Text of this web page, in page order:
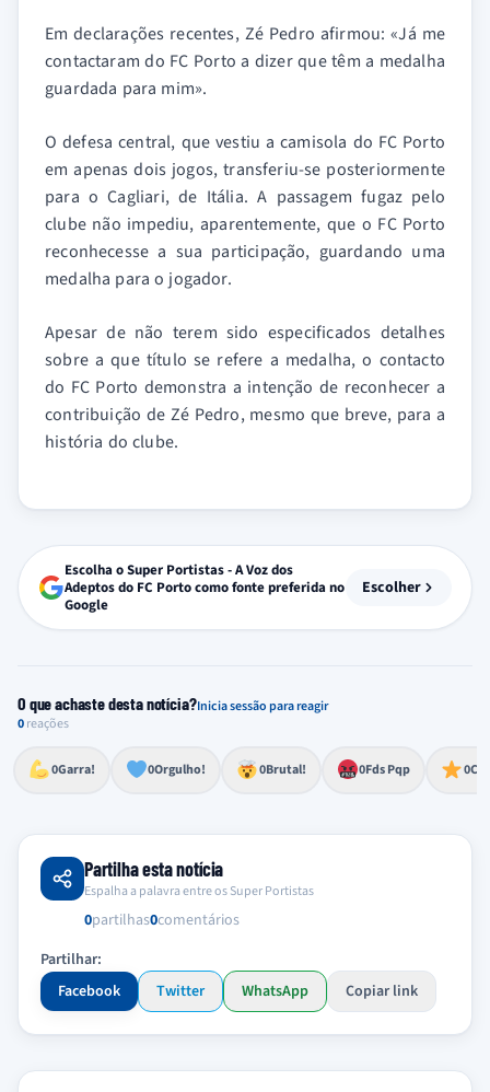
Em declarações recentes, Zé Pedro afirmou: «Já me
contactaram do FC Porto a dizer que têm a medalha
guardada para mim».
O defesa central, que vestiu a camisola do FC Porto
em apenas dois jogos, transferiu-se posteriormente
para o Cagliari, de Itália. A passagem fugaz pelo
clube não impediu, aparentemente, que o FC Porto
reconhecesse a sua participação, guardando uma
medalha para o jogador.
Apesar de não terem sido especificados detalhes
sobre a que título se refere a medalha, o contacto
do FC Porto demonstra a intenção de reconhecer a
contribuição de Zé Pedro, mesmo que breve, para a
história do clube.
Escolha o Super Portistas - A Voz dos
Adeptos do FC Porto como fonte preferida no
Google
Escolher
O que achaste desta notícia?Inicia sessão para reagir
0reações
0Garra!
Esforço, determinação, aprovação forte
0Orgulho!
Lealdade, amor clubístico, sentimento profundo
0Brutal!
Impressionante, chocante, de grande impacto 0Fds Pqp
Reação de desespero, raiva, frustração ou espanto extremo 0
Excelência, destaque, o melhor
Partilha esta notícia
Espalha a palavra entre os Super Portistas
0partilhas0comentários
Partilhar:
Facebook
Twitter WhatsApp Copiar link